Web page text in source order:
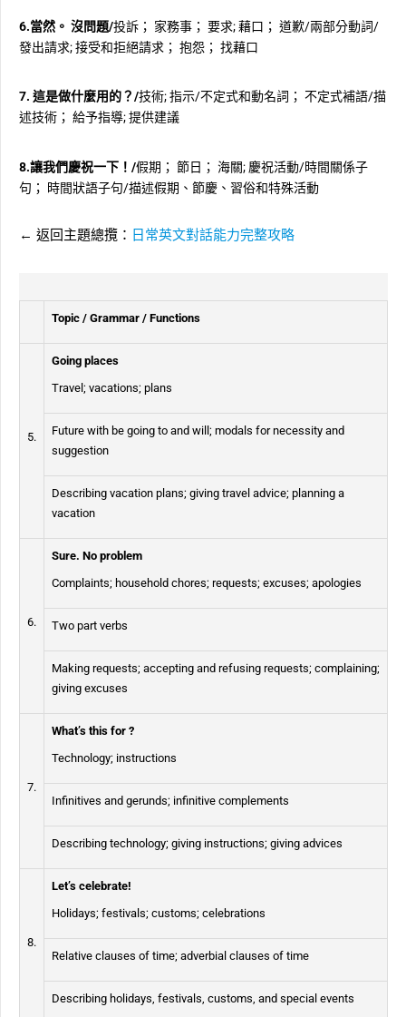
6.當然。 沒問題/投訴； 家務事； 要求; 藉口； 道歉/兩部分動詞/
發出請求; 接受和拒絕請求； 抱怨； 找藉口
7. 這是做什麼用的？/技術; 指示/不定式和動名詞； 不定式補語/描
述技術； 給予指導; 提供建議
8.讓我們慶祝一下！/假期； 節日； 海關; 慶祝活動/時間關係子
句； 時間狀語子句/描述假期、節慶、習俗和特殊活動
← 返回主題總攬： 日常英文對話能力完整攻略
Topic / Grammar / Functions
5.
Going places
Travel; vacations; plans
Future with be going to and will; modals for necessity and
suggestion
Describing vacation plans; giving travel advice; planning a
vacation
6.
Sure. No problem
Complaints; household chores; requests; excuses; apologies
Two part verbs
Making requests; accepting and refusing requests; complaining;
giving excuses
7.
What’s this for ?
Technology; instructions
Infinitives and gerunds; infinitive complements
Describing technology; giving instructions; giving advices
8.
Let’s celebrate!
Holidays; festivals; customs; celebrations
Relative clauses of time; adverbial clauses of time
Describing holidays, festivals, customs, and special events